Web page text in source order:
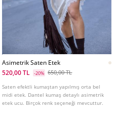
Asimetrik Saten Etek
520,00 TL
-20% 650,00 TL
Saten efektli kumaştan yapılmış orta bel
midi etek. Dantel kumaş detaylı asimetrik
etek ucu. Birçok renk seçeneği mevcuttur.